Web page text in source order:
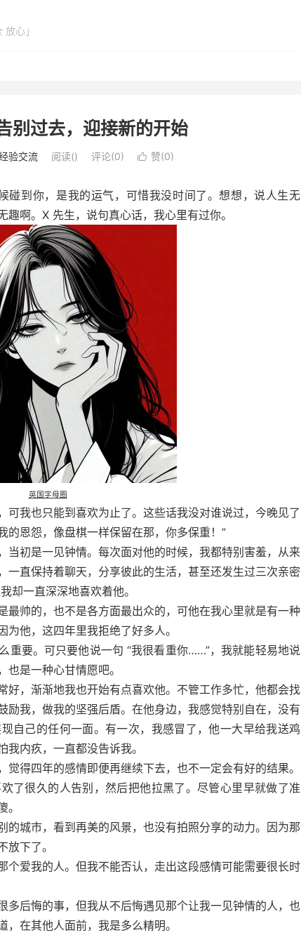
心」
别过去，迎接新的开始
验交流 阅读() 评论(0)  赞(0)
碰到你，是我的运气，可惜我没时间了。想想，说人生无
啊。X 先生，说句真心话，我心里有过你。
英国字母圈
可我也只能到喜欢为止了。这些话我没对谁说过，今晚见了
的恩怨，像盘棋一样保留在那，你多保重！”
当初是一见钟情。每次面对他的时候，我都特别害羞，从来
一直保持着聊天，分享彼此的生活，甚至还发生过三次亲密
却一直深深地喜欢着他。
最帅的，也不是各方面最出众的，可他在我心里就是有一种
他，这四年里我拒绝了好多人。
重要。可只要他说一句 “我很看重你……”，我就能轻易地说
是一种心甘情愿吧。
好，渐渐地我也开始有点喜欢他。不管工作多忙，他都会找
励我，做我的坚强后盾。在他身边，我感觉特别自在，没有
自己的任何一面。有一次，我感冒了，他一大早给我送鸡
内疚，一直都没告诉我。
得四年的感情即便再继续下去，也不一定会有好的结果。
了很久的人告别，然后把他拉黑了。尽管心里早就做了准
的城市，看到再美的风景，也没有拍照分享的动力。因为那
下了。
个爱我的人。但我不能否认，走出这段感情可能需要很长时
多后悔的事，但我从不后悔遇见那个让我一见钟情的人，也
在其他人面前，我是多么精明。